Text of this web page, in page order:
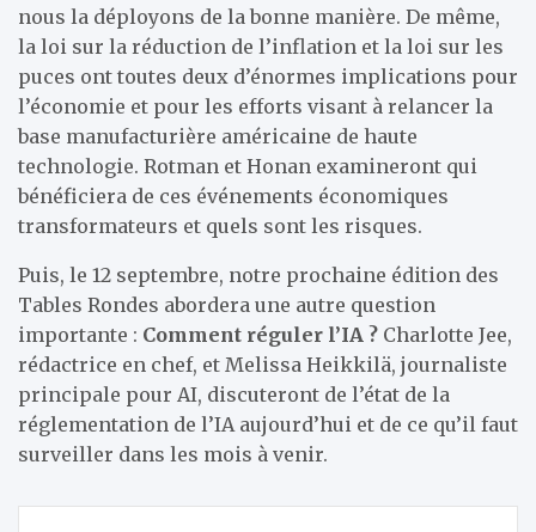
nous la déployons de la bonne manière. De même,
la loi sur la réduction de l’inflation et la loi sur les
puces ont toutes deux d’énormes implications pour
l’économie et pour les efforts visant à relancer la
base manufacturière américaine de haute
technologie. Rotman et Honan examineront qui
bénéficiera de ces événements économiques
transformateurs et quels sont les risques.
Puis, le 12 septembre, notre prochaine édition des
Tables Rondes abordera une autre question
importante : Comment réguler l’IA ? Charlotte Jee,
rédactrice en chef, et Melissa Heikkilä, journaliste
principale pour AI, discuteront de l’état de la
réglementation de l’IA aujourd’hui et de ce qu’il faut
surveiller dans les mois à venir.